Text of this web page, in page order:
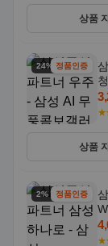
상품
24% 할인정품인증
상품
2% 할인정품인증